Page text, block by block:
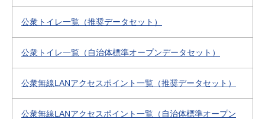
公衆トイレ一覧（推奨データセット）
公衆トイレ一覧（自治体標準オープンデータセット）
公衆無線LANアクセスポイント一覧（推奨データセット）
公衆無線LANアクセスポイント一覧（自治体標準オープン